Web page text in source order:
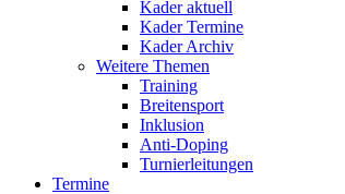
Kader aktuell
Kader Termine
Kader Archiv
Weitere Themen
Training
Breitensport
Inklusion
Anti-Doping
Turnierleitungen
Termine